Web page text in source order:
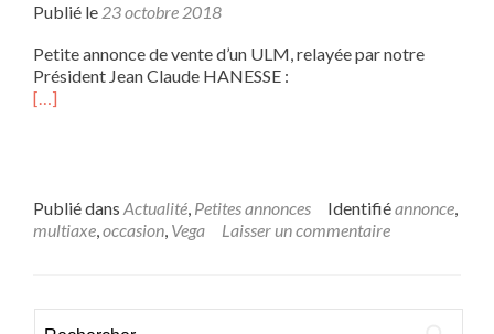
Publié le 23 octobre 2018
Petite annonce de vente d’un ULM, relayée par notre
Président Jean Claude HANESSE :
[…]
Publié dans Actualité, Petites annonces Identifiéannonce,
multiaxe,occasion, Vega Laisser un commentaire